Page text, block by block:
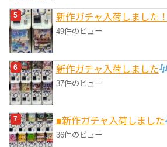
新作ガチャ入荷しました！
49件のビュー
新作ガチャ入荷しました
37件のビュー
■新作ガチャ入荷しました
36件のビュー